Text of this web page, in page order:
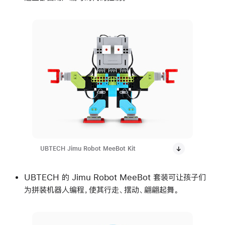
UBTECH Jimu Robot MeeBot Kit
UBTECH 的 Jimu Robot MeeBot 套装可让孩子们
为拼装机器人编程，使其行走、摆动、翩翩起舞。